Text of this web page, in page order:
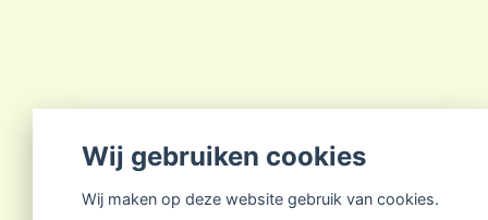
Wij gebruiken cookies
Wij maken op deze website gebruik van cookies.